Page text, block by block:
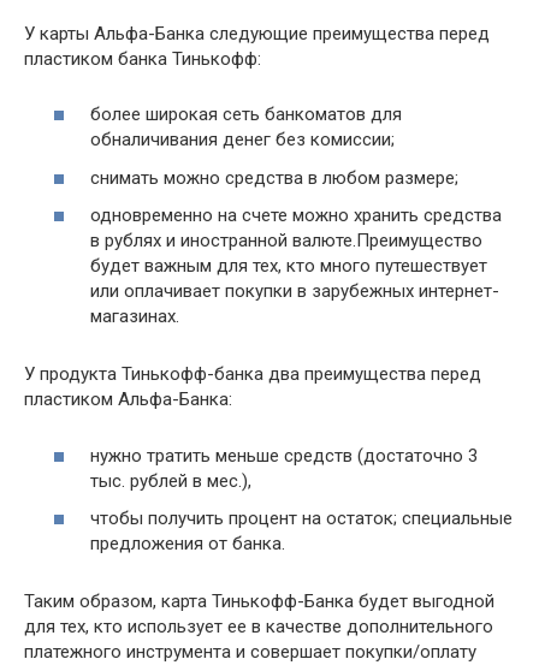
У карты Альфа-Банка следующие преимущества перед
пластиком банка Тинькофф:
более широкая сеть банкоматов для
обналичивания денег без комиссии;
снимать можно средства в любом размере;
одновременно на счете можно хранить средства
в рублях и иностранной валюте.Преимущество
будет важным для тех, кто много путешествует
или оплачивает покупки в зарубежных интернет-
магазинах.
У продукта Тинькофф-банка два преимущества перед
пластиком Альфа-Банка:
нужно тратить меньше средств (достаточно 3
тыс. рублей в мес.),
чтобы получить процент на остаток; специальные
предложения от банка.
Таким образом, карта Тинькофф-Банка будет выгодной
для тех, кто использует ее в качестве дополнительного
платежного инструмента и совершает покупки/оплату